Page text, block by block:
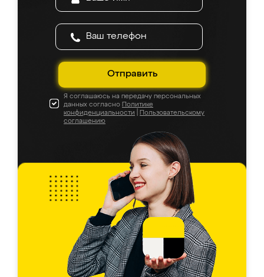
Отправить
Я соглашаюсь на передачу персональных
данных согласно Политике
конфиденциальности
Пользовательскому
соглашению